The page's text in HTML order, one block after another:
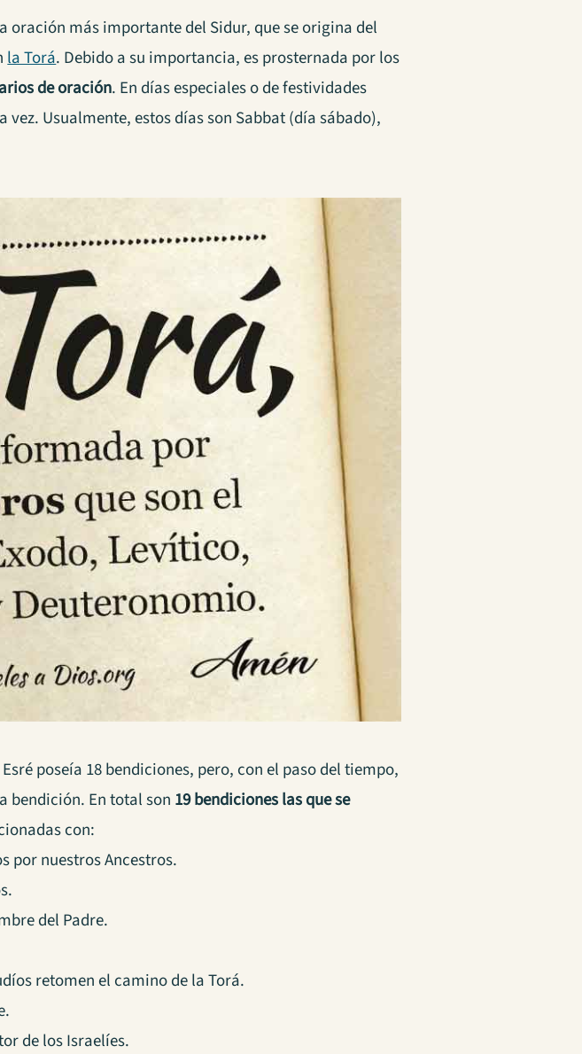
oración más importante del Sidur, que se origina del
la Torá. Debido a su importancia, es prosternada por los
de oración. En días especiales o de festividades
Usualmente, estos días son Sabbat (día sábado),
poseía 18 bendiciones, pero, con el paso del tiempo,
bendición. En total son 19 bendiciones las que se
con:
por nuestros Ancestros.
del Padre.
retomen el camino de la Torá.
de los Israelíes.